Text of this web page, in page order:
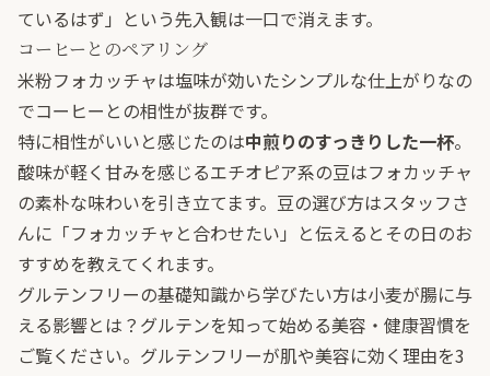
ているはず」という先入観は一口で消えます。
コーヒーとのペアリング
米粉フォカッチャは塩味が効いたシンプルな仕上がりなの
でコーヒーとの相性が抜群です。
特に相性がいいと感じたのは中煎りのすっきりした一杯。
酸味が軽く甘みを感じるエチオピア系の豆はフォカッチャ
の素朴な味わいを引き立てます。豆の選び方はスタッフさ
んに「フォカッチャと合わせたい」と伝えるとその日のお
すすめを教えてくれます。
グルテンフリーの基礎知識から学びたい方は小麦が腸に与
える影響とは？グルテンを知って始める美容・健康習慣を
ご覧ください。グルテンフリーが肌や美容に効く理由を3